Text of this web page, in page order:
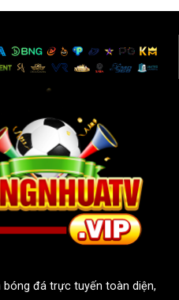
bóng đá trực tuyến toàn diện,